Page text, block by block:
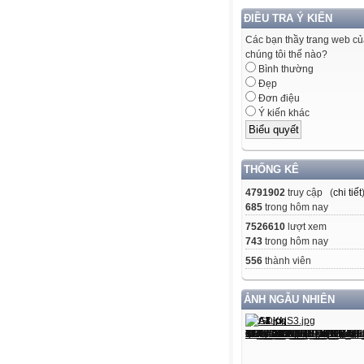
ĐIỀU TRA Ý KIẾN
Các bạn thầy trang web
chúng tôi thế nào?
Bình thường
Đẹp
Đơn điệu
Ý kiến khác
THỐNG KÊ
4791902 truy cập (chi tiết)
685 trong hôm nay
7526610 lượt xem
743 trong hôm nay
556 thành viên
ẢNH NGẪU NHIÊN